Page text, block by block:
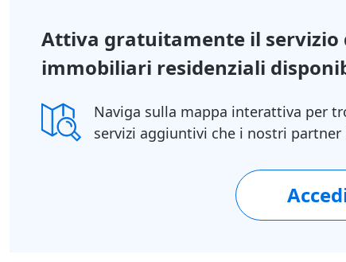
Attiva gratuitamente il servizio
immobiliari residenziali
Naviga sulla mappa interattiva per
servizi aggiuntivi che i nostri